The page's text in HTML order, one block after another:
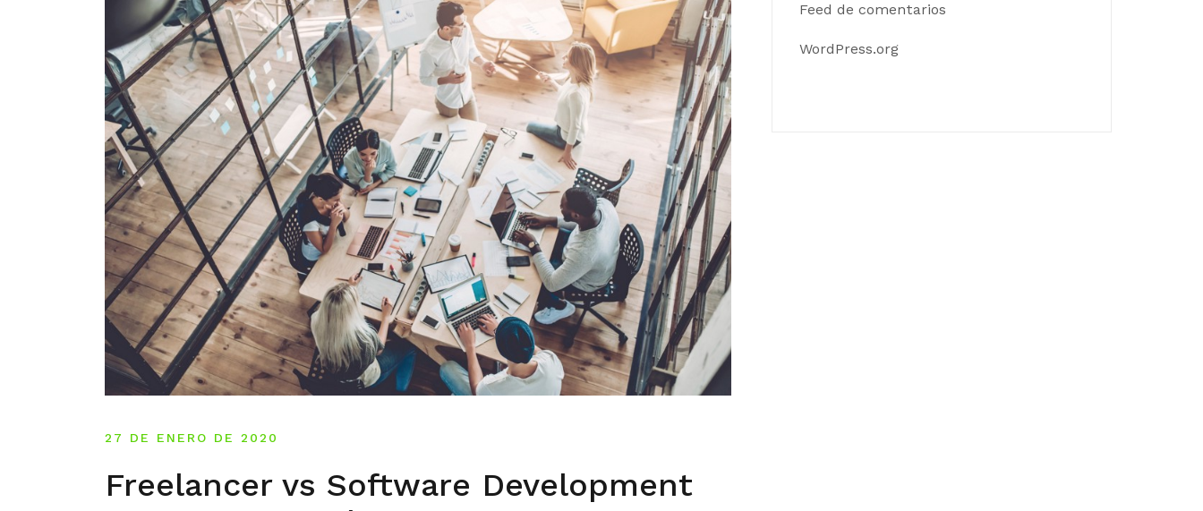
27 DE ENERO DE 2020
Freelancer vs Software Development
Feed de comentarios
WordPress.org